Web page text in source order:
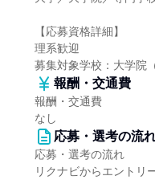
【応募資格詳細】
理系歓迎
募集対象学校：大学院
報酬・交通費
報酬・交通費
なし
応募・選考の流
応募・選考の流れ
リクナビからエントリ